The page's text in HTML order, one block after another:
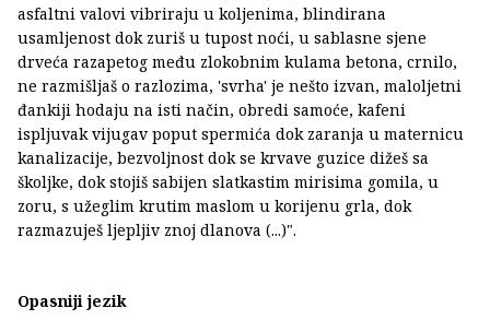
asfaltni valovi vibriraju u koljenima, blindirana
usamljenost dok zuriš u tupost noći, u sablasne sjene
drveća razapetog među zlokobnim kulama betona, crnilo,
ne razmišljaš o razlozima, 'svrha' je nešto izvan, maloljetni
đankiji hodaju na isti način, obredi samoće, kafeni
ispljuvak vijugav poput spermića dok zaranja u maternicu
kanalizacije, bezvoljnost dok se krvave guzice dižeš sa
školjke, dok stojiš sabijen slatkastim mirisima gomila, u
zoru, s užeglim krutim maslom u korijenu grla, dok
razmazuješ ljepljiv znoj dlanova (...)".
Opasniji jezik